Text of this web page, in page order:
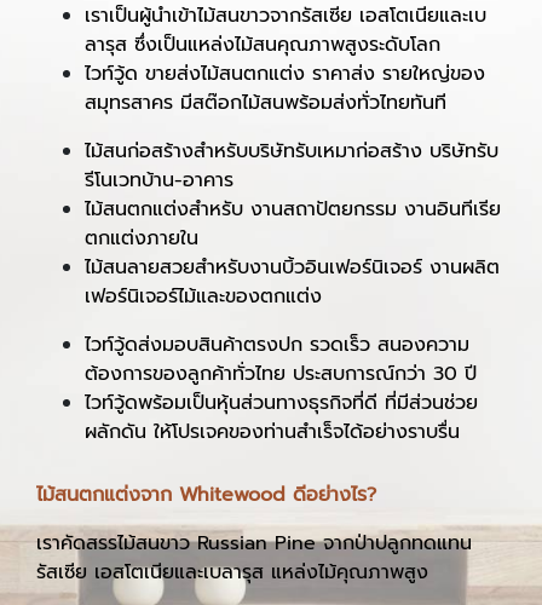
เราเป็นผู้นำเข้าไม้สนขาวจากรัสเซีย เอสโตเนียและเบ
ลารุส ซึ่งเป็นแหล่งไม้สนคุณภาพสูงระดับโลก
ไวท์วู้ด ขายส่งไม้สนตกแต่ง ราคาส่ง รายใหญ่ของ
สมุทรสาคร มีสต๊อกไม้สนพร้อมส่งทั่วไทยทันที
ไม้สนก่อสร้างสำหรับบริษัทรับเหมาก่อสร้าง บริษัทรับ
รีโนเวทบ้าน-อาคาร
ไม้สนตกแต่งสำหรับ งานสถาปัตยกรรม งานอินทีเรีย
ตกแต่งภายใน
ไม้สนลายสวยสำหรับงานบิ้วอินเฟอร์นิเจอร์ งานผลิต
เฟอร์นิเจอร์ไม้และของตกแต่ง
ไวท์วู้ดส่งมอบสินค้าตรงปก รวดเร็ว สนองความ
ต้องการของลูกค้าทั่วไทย ประสบการณ์กว่า 30 ปี
ไวท์วู้ดพร้อมเป็นหุ้นส่วนทางธุรกิจที่ดี ที่มีส่วนช่วย
ผลักดัน ให้โปรเจคของท่านสำเร็จได้อย่างราบรื่น
ไม้สนตกแต่งจาก Whitewood ดีอย่างไร?
เราคัดสรรไม้สนขาว Russian Pine จากป่าปลูกทดแทน
รัสเซีย เอสโตเนียและเบลารุส แหล่งไม้คุณภาพสูง